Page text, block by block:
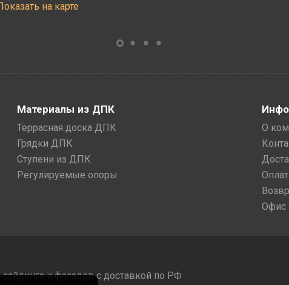
на карте
Материалы из ДПК
Террасная доска ДПК
Грядки ДПК
Ступени из ДПК
Регулируемые опоры
О
Офис
и фасадов с доставкой по РФ